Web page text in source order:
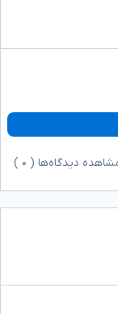
دیدگاه‌ها ( ۰